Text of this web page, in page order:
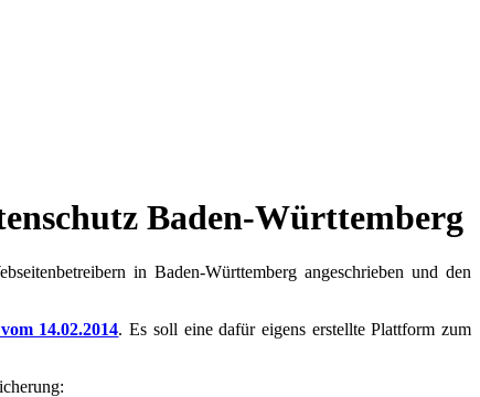
Baden-Württemberg
in Baden-Württemberg angeschrieben und den
14.02.2014. Es soll einedafür eigens erstellte Plattform zum